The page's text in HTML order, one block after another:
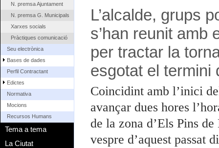
N. premsa Ajuntament
N. premsa G. Municipals
Xarxes socials
Pràctiques comunicació
Seu electrònica
Bases de dades
Perfil Contractant
Edictes
Normativa
Mocions
Recursos Humans
Tema a tema
La Ciutat
L’alcalde, grups
s’han reunit amb
per tractar la
esgotat el termini
Coincidint amb l’inici
avançar dues hores
de la zona d’Els Pins
vespre d’aquest passat